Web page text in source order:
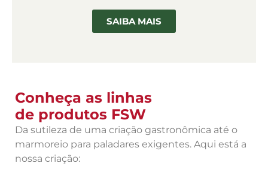
SAIBA MAIS
Conheça as linhas
de produtos FSW
Da sutileza de uma criação gastronômica até o
marmoreio para paladares exigentes. Aqui está a
nossa criação: